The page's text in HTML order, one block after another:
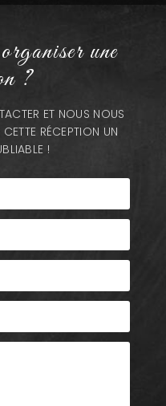
une
?
ET NOUS NOUS
RÉCEPTION UN
!